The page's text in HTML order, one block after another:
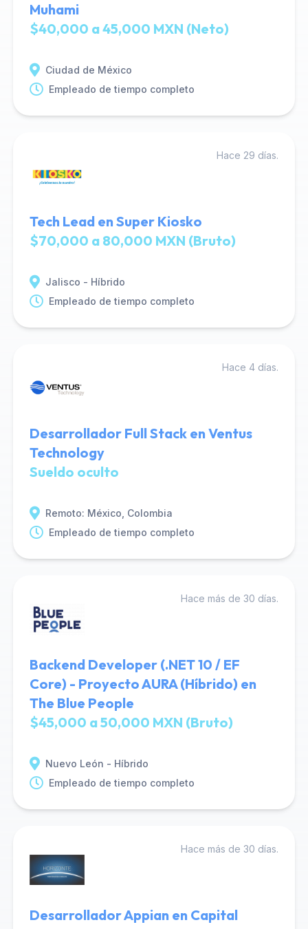
Muhami
$40,000 a 45,000 MXN (Neto)
Ciudad de México
Empleado de tiempo completo
Hace 29 días.
Tech Lead en Super Kiosko
$70,000 a 80,000 MXN (Bruto)
Jalisco - Híbrido
Empleado de tiempo completo
Hace 4 días.
Desarrollador Full Stack en Ventus
Technology
Sueldo oculto
Remoto: México, Colombia
Empleado de tiempo completo
Hace más de 30 días.
Backend Developer (.NET 10 / EF
Core) - Proyecto AURA (Híbrido) en
The Blue People
$45,000 a 50,000 MXN (Bruto)
Nuevo León - Híbrido
Empleado de tiempo completo
Hace más de 30 días.
Desarrollador Appian en Capital